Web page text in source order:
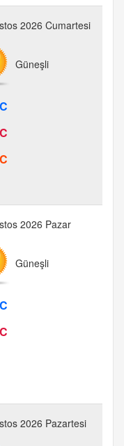
2026 Cumartesi
Güneşli
2026 Pazar
Güneşli
2026 Pazartesi